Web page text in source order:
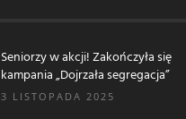
Seniorzy w akcji! Zakończyła się
kampania „Dojrzała segregacja”
3 LISTOPADA 2025